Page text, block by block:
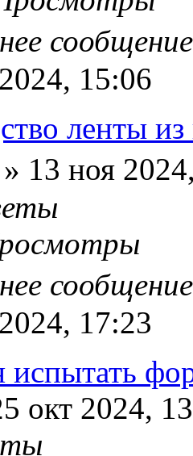
15:06
ленты
» 13 ноя
17:23
испытать
окт 2024,